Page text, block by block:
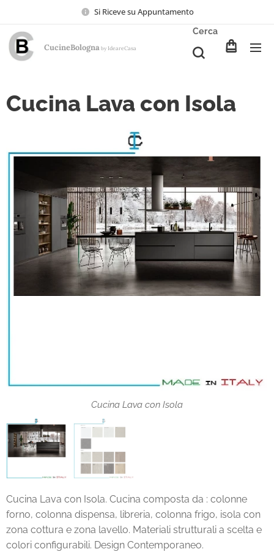
Si Riceve su Appuntamento
CucineBologna by IdeareCasa
Cerca
Cucina Lava con Isola
Cucina Lava con Isola
laminati
Cucina Lava con Isola. Cucina composta da : colonne
forno, colonna dispensa, libreria, colonna frigo, isola con
zona cottura e zona lavello. Materiali strutturali a scelta e
colori configurabili. Design Contemporaneo.